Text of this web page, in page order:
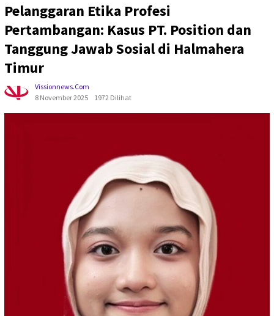
Pelanggaran Etika Profesi
Pertambangan: Kasus PT. Position dan
Tanggung Jawab Sosial di Halmahera
Timur
Vissionnews.com
8 November 2025
1972 Dilihat